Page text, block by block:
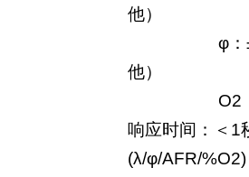
他）
φ：±0.008
他）
O2：±0.4
响应时间：＜1
(λ/φ/AFR/%O2)